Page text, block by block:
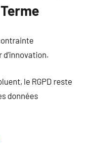
d’innovation.
le RGPD reste
données